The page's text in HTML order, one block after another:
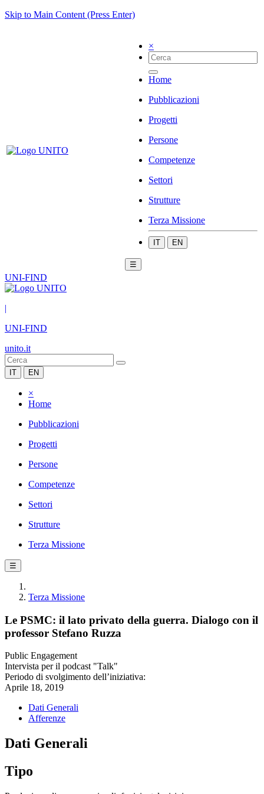
Skip to Main Content (Press Enter)
×
Home
Pubblicazioni
Progetti
Persone
Competenze
Settori
Strutture
Terza Missione
IT EN
☰
UNI-FIND
|
UNI-FIND
unito.it
IT EN
×
Home
Pubblicazioni
Progetti
Persone
Competenze
Settori
Strutture
Terza Missione
☰
Terza Missione
Le PSMC: il lato privato della guerra. Dialogo con il
professor Stefano Ruzza
Public Engagement
Intervista per il podcast "Talk"
Periodo di svolgimento dell’iniziativa:
Aprile 18, 2019
Dati Generali
Afferenze
Dati Generali
Tipo